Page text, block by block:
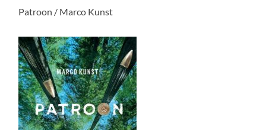
Patroon / Marco Kunst